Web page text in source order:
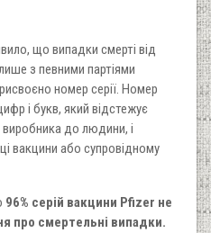
що випадки смерті від
з певними партіями
номер серії. Номер
і букв, який відстежує
виробника до людини, і
вакцини або супровідному
96% серій вакцини Pfizer не
про смертельні випадки.